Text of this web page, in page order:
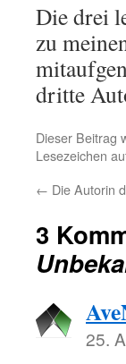
Die drei
zu
dritte
Dieser Beitrag
Lesezeichen
← Die Autorin
3
25.